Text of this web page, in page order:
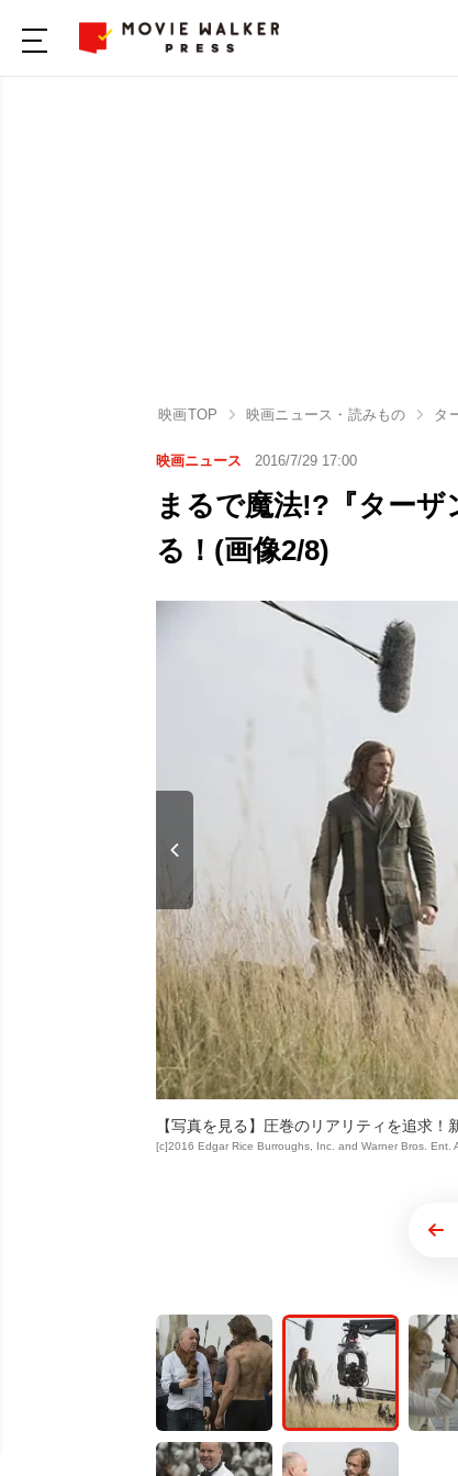
映画TOP 映画ニュース・読みもの タ
映画ニュース 2016/7/29 17:00
まるで魔法!?『ター
る！(画像2/8)
【写真を見る】圧巻のリアリティを追求
[c]2016 Edgar Rice Burroughs, Inc. and Warner Bros. Ent.